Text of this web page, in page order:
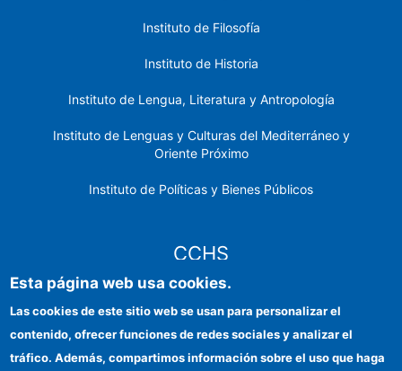
Instituto de Filosofía
Instituto de Historia
Instituto de Lengua, Literatura y Antropología
Instituto de Lenguas y Culturas del Mediterráneo y
Oriente Próximo
Instituto de Políticas y Bienes Públicos
CCHS
Identidad institucional
Esta página web usa cookies.
Las cookies de este sitio web se usan para personalizar el
contenido, ofrecer funciones de redes sociales y analizar el
tráfico. Además, compartimos información sobre el uso que haga